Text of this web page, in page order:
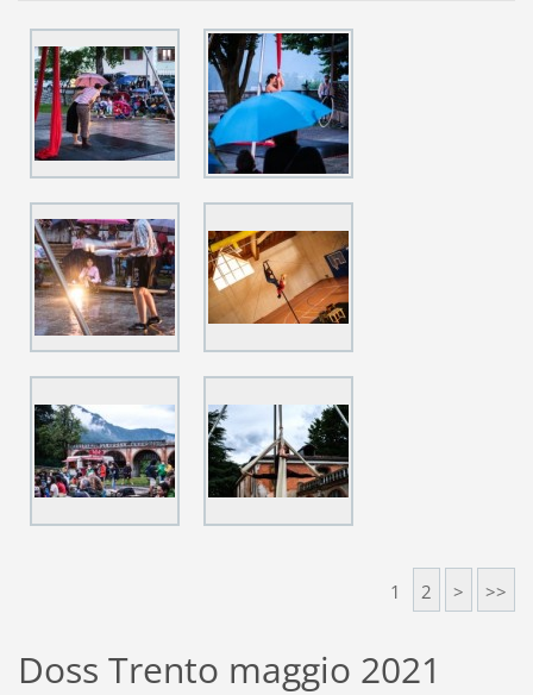
1 2 > >>
Doss Trento maggio 2021